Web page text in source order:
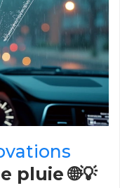
pluie 🌐💡